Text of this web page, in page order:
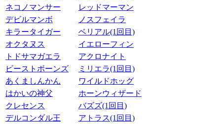
ネコノマンサー
レッドマーマン
デビルマンボ
ノスフェイラ
キラータイガー
ベリアル(1回目)
オクタヌス
イエローフィン
トドサマガエラ
アクロナイト
ビーストボーンズ
ミリエラ(1回目)
あくましんかん
ワイルドホッグ
はかいの神父
ホーンウィザード
クレセンス
バズズ(1回目)
デルコンダル王
アトラス(1回目)